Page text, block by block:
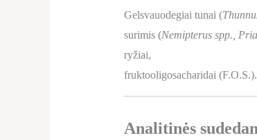
Gelsvauodegiai tunai (
surimis (Nemipterus spp.,
ryžiai,
fruktooligosacharidai (F.O.S.).
Analitinės